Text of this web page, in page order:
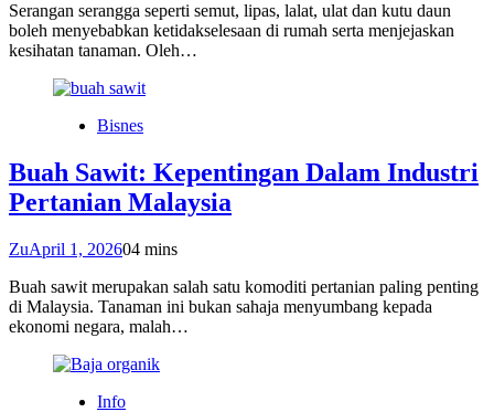
Serangan serangga seperti semut, lipas, lalat, ulat dan kutu daun
boleh menyebabkan ketidakselesaan di rumah serta menjejaskan
kesihatan tanaman. Oleh…
Bisnes
Buah Sawit: Kepentingan Dalam Industri
Pertanian Malaysia
ZuApril 1, 202604 mins
Buah sawit merupakan salah satu komoditi pertanian paling penting
di Malaysia. Tanaman ini bukan sahaja menyumbang kepada
ekonomi negara, malah…
Info